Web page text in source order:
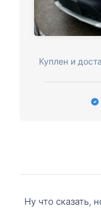
Куплен и
Ну что сказать,